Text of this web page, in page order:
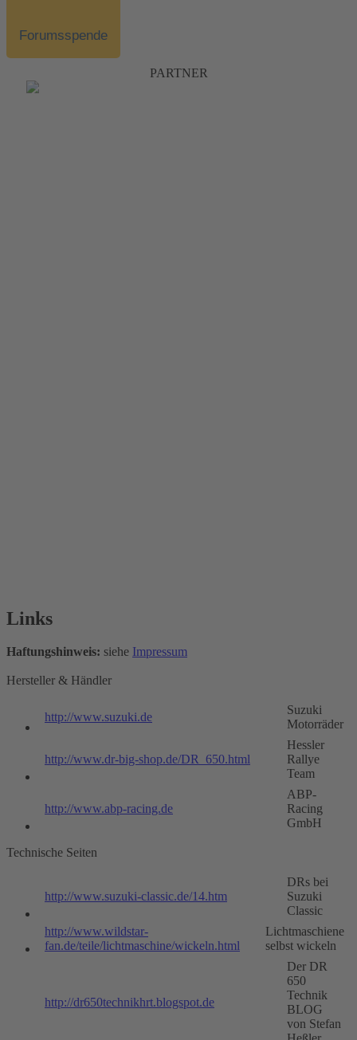
Forumsspende
PARTNER
Links
Haftungshinweis: siehe Impressum
Hersteller & Händler
http://www.suzuki.de
Suzuki
Motorräder
http://www.dr-big-shop.de/DR_650.html
Hessler
Rallye
Team
http://www.abp-racing.de
ABP-
Racing
GmbH
Technische Seiten
http://www.suzuki-classic.de/14.htm
DRs bei
Suzuki
Classic
http://www.wildstar-
fan.de/teile/lichtmaschine/wickeln.html
Lichtmaschiene
selbst wickeln
http://dr650technikhrt.blogspot.de
Der DR
650
Technik
BLOG
von Stefan